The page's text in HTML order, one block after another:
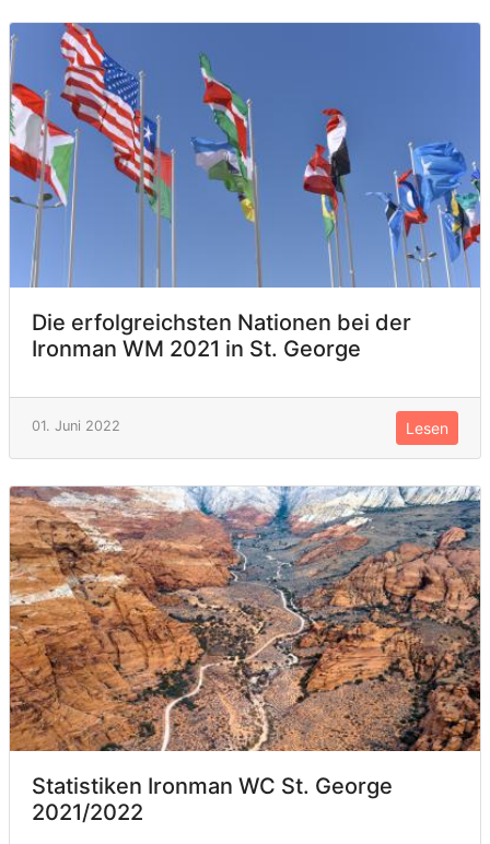
Die erfolgreichsten Nationen bei der
Ironman WM 2021 in St. George
01. Juni 2022 Lesen
Statistiken Ironman WC St. George
2021/2022